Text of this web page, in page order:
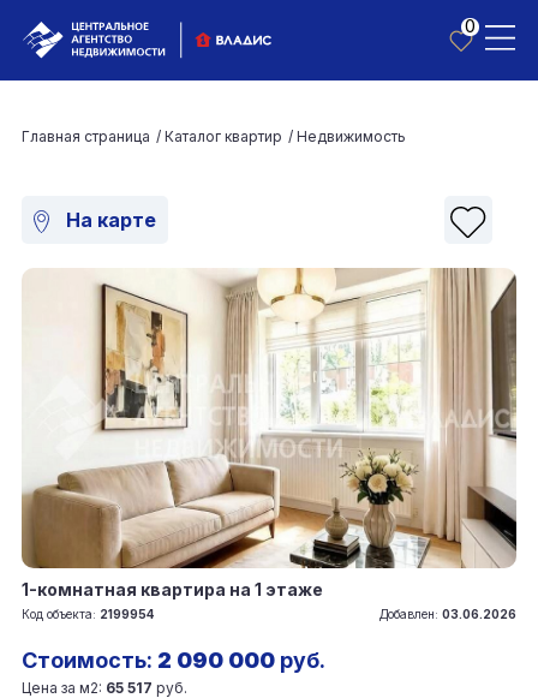
0
Главная страница / Каталог квартир / Недвижимость
На карте
1-комнатная квартира на 1 этаже
Код объекта: 2199954 Добавлен: 03.06.2026
Стоимость: 2 090 000 руб.
Цена за м2: 65 517 руб.